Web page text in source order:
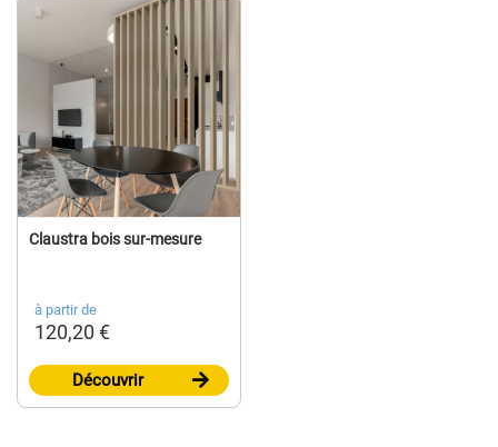
Claustra bois sur-mesure
à partir de
120,20 €
Découvrir